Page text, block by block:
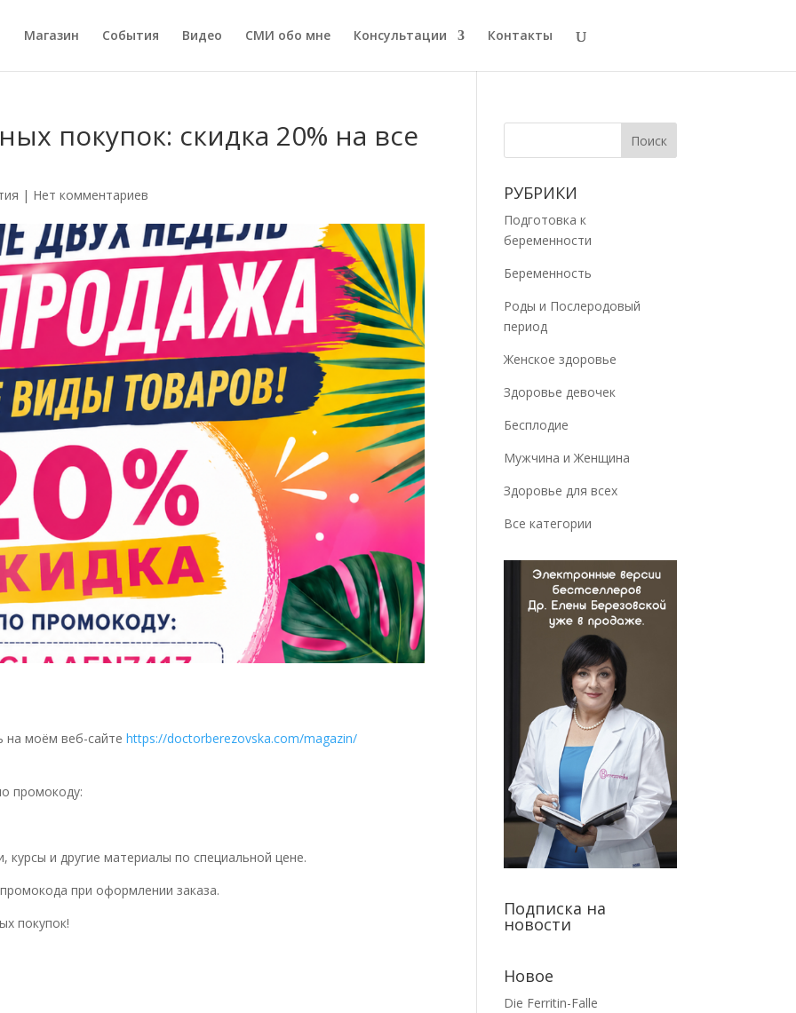
Магазин События Видео СМИ обо мне Консультации Контакты
покупок: скидка 20% на все
| Нет комментариев
на моём веб-сайтеhttps://doctorberezovska.com/magazin/
промокоду:
и другие материалы по специальной цене.
при оформлении заказа.
покупок!
РУБРИКИ
Подготовка к
беременности
Беременность
Роды и Послеродовый
период
Женское здоровье
Здоровье девочек
Бесплодие
Мужчина и Женщина
Здоровье для всех
Все категории
Подписка на
новости
Новое
Die Ferritin-Falle